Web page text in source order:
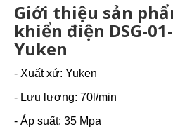
Giới thiệu sản
khiển điện DSG-
Yuken
- Xuất xứ: Yuken
- Lưu lượng: 70l/min
- Áp suất: 35 Mpa